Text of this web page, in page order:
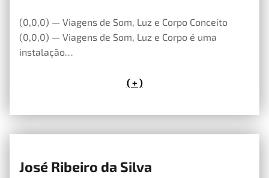
(0,0,0) — Viagens de Som, Luz e Corpo Conceito
(0,0,0) — Viagens de Som, Luz e Corpo é uma
instalação…
( + )
José Ribeiro da Silva